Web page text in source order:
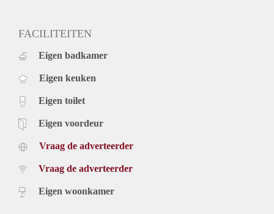
FACILITEITEN
Eigen badkamer
Eigen keuken
Eigen toilet
Eigen voordeur
Vraag de adverteerder
Vraag de adverteerder
Eigen woonkamer